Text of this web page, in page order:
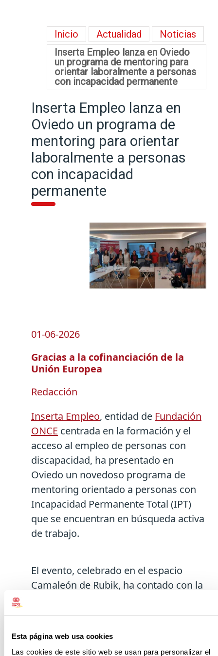
Esta página web usa cookies
Las cookies de este sitio web se usan para personalizar el
Inicio Actualidad
Noticias
Inserta Empleo lanza en Oviedo
un programa de mentoring para
orientar laboralmente a personas
con incapacidad permanente
Inserta Empleo lanza en
Oviedo un programa de
mentoring para orientar
laboralmente a personas
con incapacidad
permanente
01-06-2026
Gracias a la cofinanciación de la
Unión Europea
Redacción
Inserta Empleo, entidad de Fundación
ONCE centrada en la formación y el
acceso al empleo de personas con
discapacidad, ha presentado en
Oviedo un novedoso programa de
mentoring orientado a personas con
Incapacidad Permanente Total (IPT)
que se encuentran en búsqueda activa
de trabajo.
El evento, celebrado en el espacio
Camaleón de Rubik, ha contado con la
en el programa, así como con
como Grupo Masaveu, Decathlon,